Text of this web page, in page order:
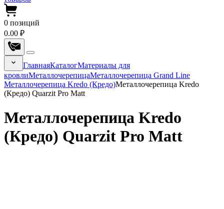
0 позиций
0.00 ₽
ГлавнаяКаталогМатериалы для
кровлиМеталлочерепицаМеталлочерепица Grand Line
Металлочерепица Kredo (Кредо)Металлочерепица Kredo
(Кредо) Quarzit Pro Matt
Металлочерепица Kredo
(Кредо) Quarzit Pro Matt